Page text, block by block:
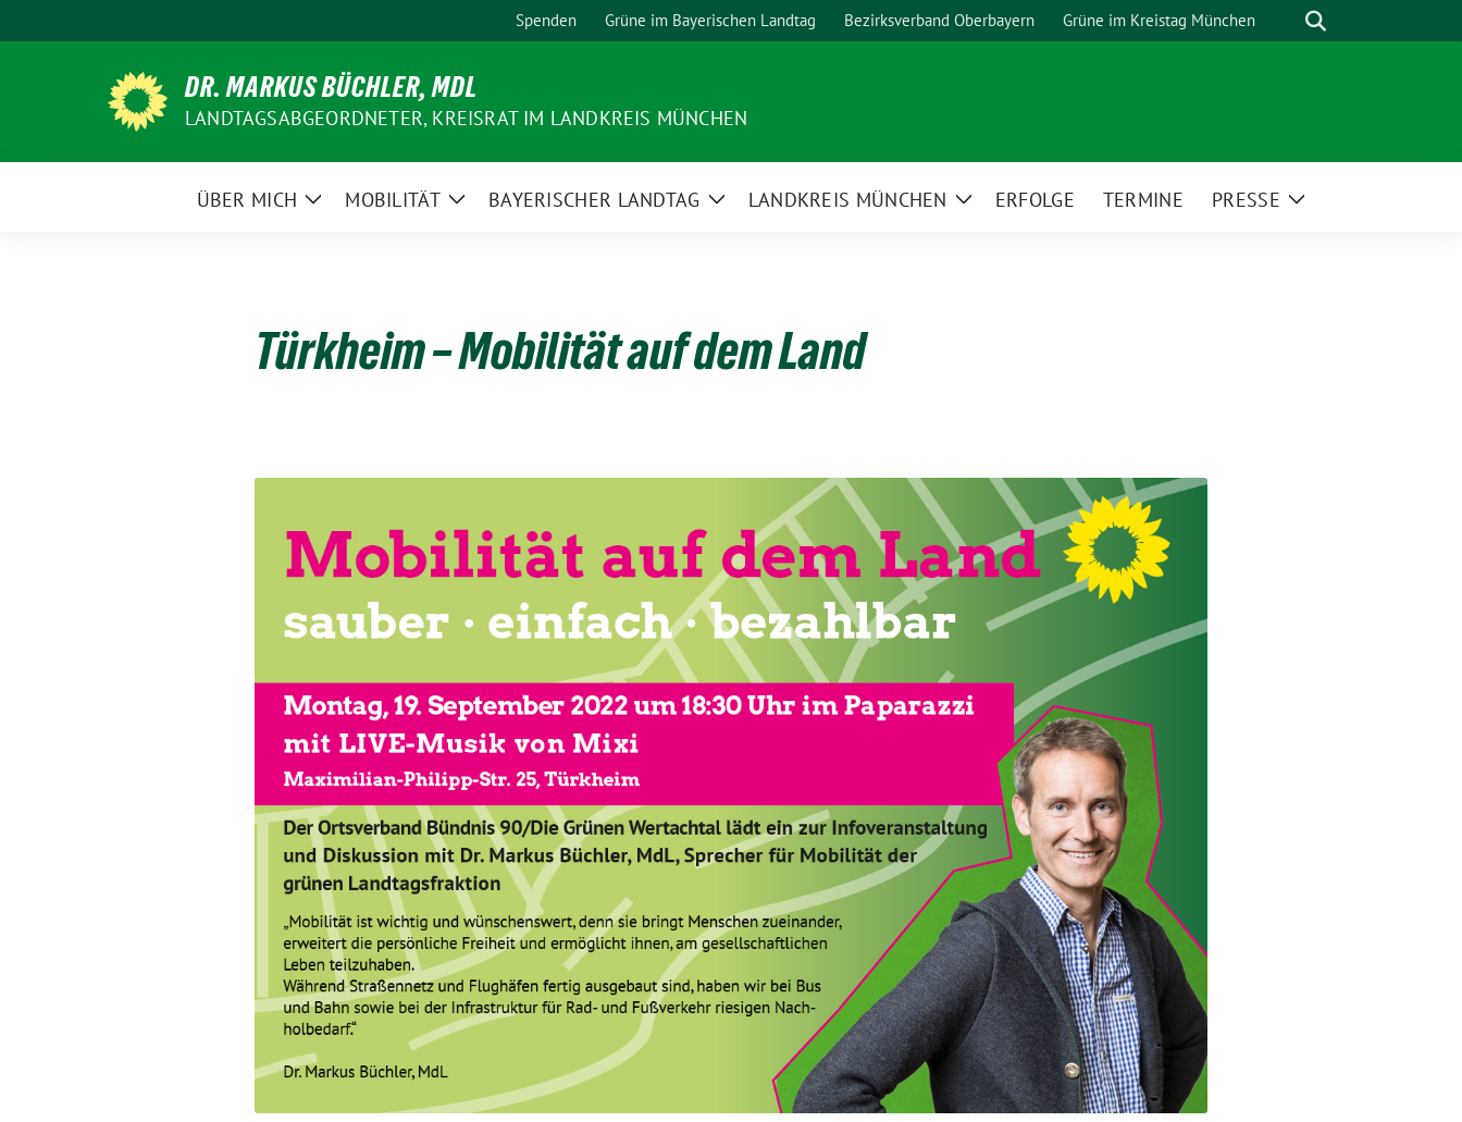
zum
Spenden Grüne im Bayerischen Landtag Bezirksverband Oberbayern Grüne im Kreistag München Suche
DR. MARKUS BÜCHLER, MDL
LANDTAGSABGEORDNETER, KREISRAT IM LANDKREIS MÜNCHEN
ÜBER MICH
ZeigeMOBILITÄT
ZeigeBAYERISCHER LANDTAG
ZeigeLANDKREIS MÜNCHEN
ZeigeERFOLGE TERMINE PRESSE
Zeige
Türkheim – Mobilität auf dem Land